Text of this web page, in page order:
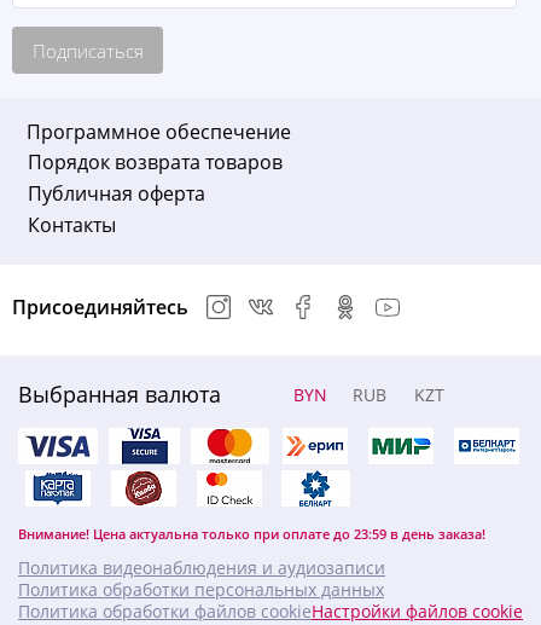
Подписаться
Программное обеспечение
Порядок возврата товаров
Публичная оферта
Контакты
Выбранная валюта BYN RUB KZT
Внимание! Цена актуальна только при оплате до 23:59 в день заказа!
Присоединяйтесь
Политика видеонаблюдения и аудиозаписи
Политика обработки персональных данных
Политика обработки файлов cookieНастройки файлов cookie